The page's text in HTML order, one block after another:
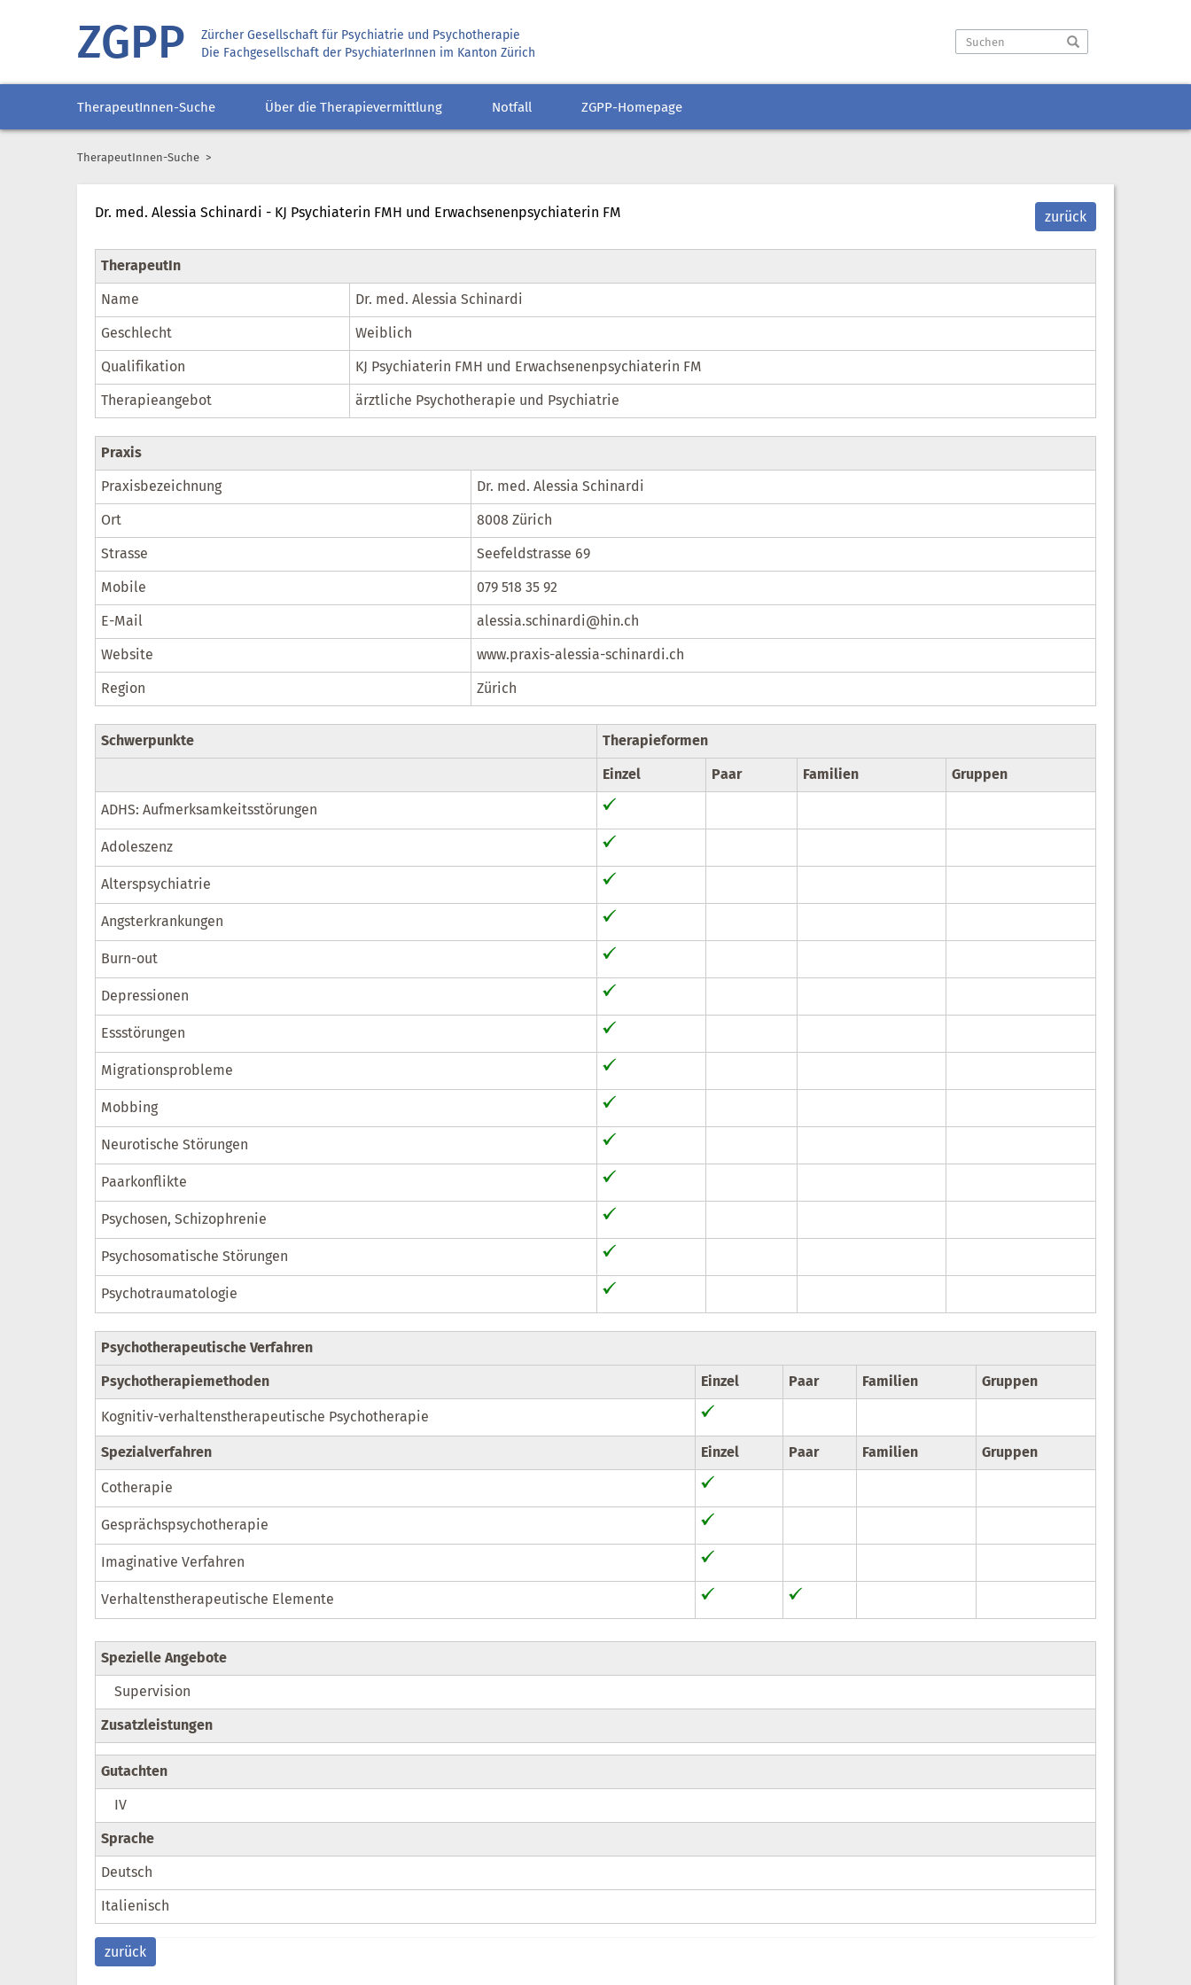
ZGPP
Zürcher Gesellschaft für Psychiatrie und Psychotherapie
Die Fachgesellschaft der PsychiaterInnen im Kanton Zürich
TherapeutInnen-Suche Über die Therapievermittlung Notfall ZGPP-Homepage
TherapeutInnen-Suche
Dr. med. Alessia Schinardi - KJ Psychiaterin FMH und Erwachsenenpsychiaterin FM zurück
TherapeutIn
Name
Dr. med. Alessia Schinardi
Geschlecht
Weiblich
Qualifikation
KJ Psychiaterin FMH und Erwachsenenpsychiaterin FM
Therapieangebot
ärztliche Psychotherapie und Psychiatrie
Praxis
Praxisbezeichnung
Dr. med. Alessia Schinardi
Ort
8008 Zürich
Strasse
Seefeldstrasse 69
Mobile
079 518 35 92
E-Mail
alessia.schinardi@hin.ch
Website
www.praxis-alessia-schinardi.ch
Region
Zürich
Schwerpunkte
Therapieformen
Einzel
Paar Familien
Gruppen
ADHS: Aufmerksamkeitsstörungen
Adoleszenz
Alterspsychiatrie
Angsterkrankungen
Burn-out
Depressionen
Essstörungen
Migrationsprobleme
Mobbing
Neurotische Störungen
Paarkonflikte
Psychosen, Schizophrenie
Psychosomatische Störungen
Psychotraumatologie
Psychotherapeutische Verfahren
Psychotherapiemethoden
Einzel Paar Familien
Gruppen
Kognitiv-verhaltenstherapeutische Psychotherapie
Spezialverfahren
Einzel Paar Familien
Gruppen
Cotherapie
Gesprächspsychotherapie
Imaginative Verfahren
Verhaltenstherapeutische Elemente
Spezielle Angebote
Supervision
Zusatzleistungen
Gutachten
IV
Sprache
Deutsch
Italienisch
zurück